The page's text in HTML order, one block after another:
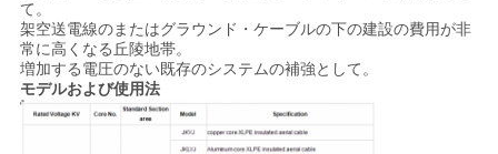
ニ
て。
架空送電線のまたはグラウンド・ケーブルの下の建設の費用が非
常に高くなる丘陵地帯。
増加する電圧のない既存のシステムの補強として。
モデルおよび使用法